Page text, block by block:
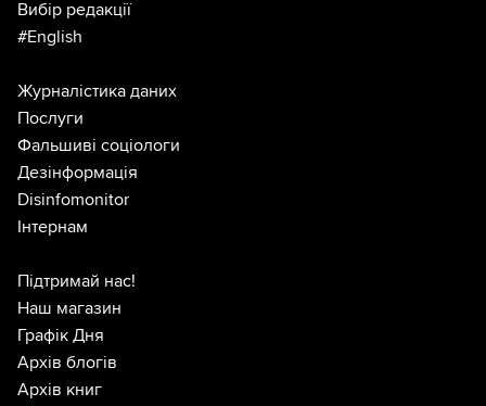
Вибір редакції
#English
Журналістика даних
Послуги
Фальшиві соціологи
Дезінформація
Disinfomonitor
Інтернам
Підтримай нас!
Наш магазин
Графік Дня
Архів блогів
Архів книг